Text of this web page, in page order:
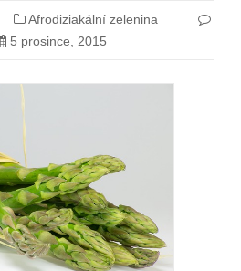
Afrodiziakální zelenina
5 prosince, 2015